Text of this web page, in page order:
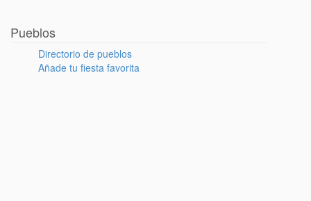
Pueblos
Directorio de pueblos
Añade tu fiesta favorita